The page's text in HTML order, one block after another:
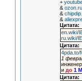
+
&
&
&
Цитата:
en.wiki/
ru.wiki/
Цитата:
4pda.to/
1
и до 1
Цитата: